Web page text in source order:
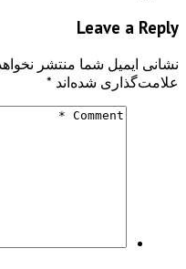
Leave a Reply
نشانی ایمیل شما منتشر
علامت‌گذاری شده‌اند *